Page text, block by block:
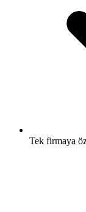
Tek firmaya